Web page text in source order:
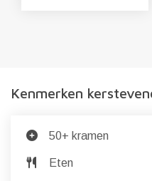
Kenmerken
50+ kramen
Eten